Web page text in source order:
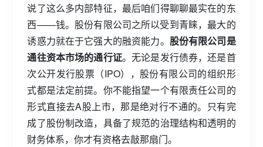
说了这么多内部特征，最后咱们得聊聊最实在的东
西——钱。股份有限公司之所以受到青睐，最大的
诱惑力就在于它强大的融资能力。 股份有限公司是
通往资本市场的通行证。无论是发行债券，还是首
次公开发行股票（IPO），股份有限公司的组织形
式都是法定前提。你不能指望一个有限责任公司的
形式直接去A股上市，那是绝对行不通的。只有完
成了股份制改造，具备了规范的治理结构和透明的
财务体系，你才有资格去敲那扇门。